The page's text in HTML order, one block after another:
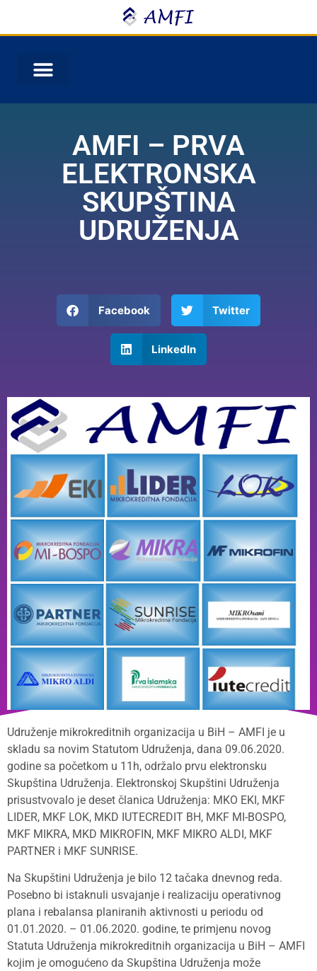
AMFI – PRVA
ELEKTRONSKA
SKUPŠTINA
UDRUŽENJA
Facebook Twitter
LinkedIn
Udruženje mikrokreditnih organizacija u BiH – AMFI je u
skladu sa novim Statutom Udruženja, dana 09.06.2020.
godine sa početkom u 11h, održalo prvu elektronsku
Skupština Udruženja. Elektronskoj Skupštini Udruženja
prisustvovalo je deset članica Udruženja: MKO EKI, MKF
LIDER, MKF LOK, MKD IUTECREDIT BH, MKF MI-BOSPO,
MKF MIKRA, MKD MIKROFIN, MKF MIKRO ALDI, MKF
PARTNER i MKF SUNRISE.
Na Skupštini Udruženja je bilo 12 tačaka dnevnog reda.
Posebno bi istaknuli usvajanje i realizaciju operativnog
plana i rebalansa planiranih aktivnosti u periodu od
01.01.2020. – 01.06.2020. godine, te primjenu novog
Statuta Udruženja mikrokreditnih organizacija u BiH – AMFI
kojim je omogućeno da Skupština Udruženja može